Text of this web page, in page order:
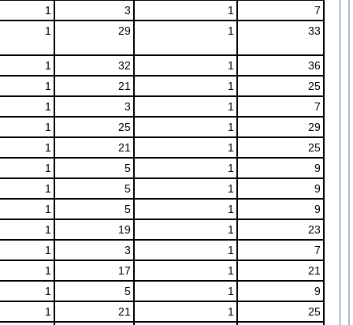
1 3 1
7
1 29 1 33
1 32 1
36
1 21 1
25
1 3 1
7
1 25 1
29
1 21 1
25
1 5 1
9
1 5 1
9
1 5 1
9
1 19 1
23
1 3 1
7
1 17 1
21
1 5 1
9
1 21 1
25